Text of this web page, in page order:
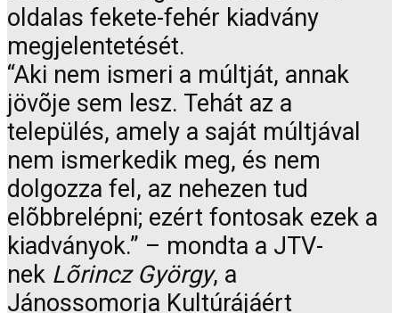
oldalas fekete-fehér kiadvány
megjelentetését.
“Aki nem ismeri a múltját, annak
jövõje sem lesz. Tehát az a
település, amely a saját múltjával
nem ismerkedik meg, és nem
dolgozza fel, az nehezen tud
elõbbrelépni; ezért fontosak ezek a
kiadványok.” – mondta a JTV-
nek Lõrincz György, a
Jánossomorja Kultúrájáért